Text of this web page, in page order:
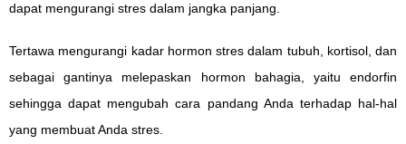
dapat mengurangi stres dalam jangka panjang.
Tertawa mengurangi kadar hormon stres dalam tubuh, kortisol, dan
sebagai gantinya melepaskan hormon bahagia, yaitu endorfin
sehingga dapat mengubah cara pandang Anda terhadap hal-hal
yang membuat Anda stres.